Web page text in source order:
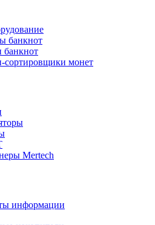
банкнот
банкнот
сортировщики монет
Mertech
информации